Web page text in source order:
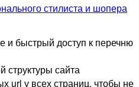
стилиста и шопера
и быстрый доступ к перечню
структуры сайта
url у всех страниц, чтобы не